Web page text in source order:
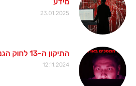
23.01.2025
התיקון ה-13 לחוק הגנת הפרטיות
12.11.2024